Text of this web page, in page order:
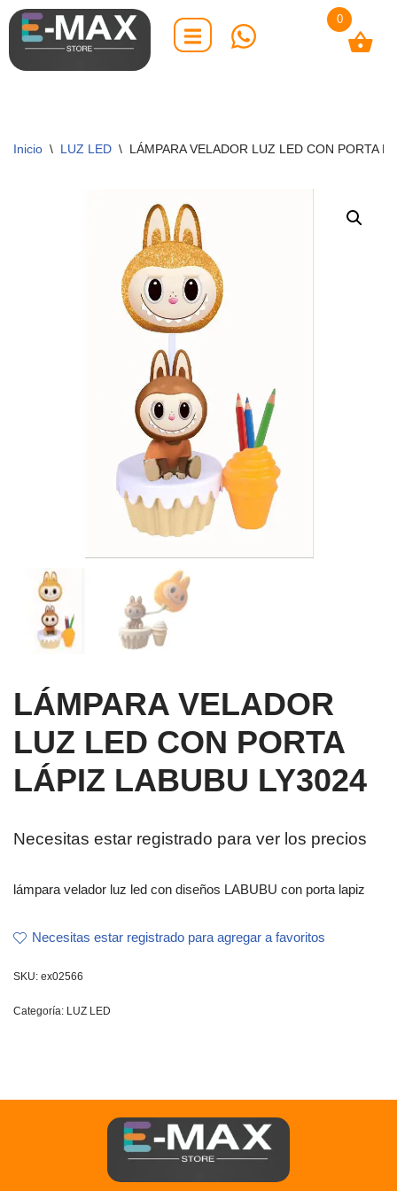
Saltar
al
Inicio \ LUZ LED \ LÁMPARA VELADOR LUZ LED CON PORTA
LÁMPARA VELADOR
LUZ LED CON PORTA
LÁPIZ LABUBU LY3024
Necesitas estar registrado para ver los precios
lámpara velador luz led con diseños LABUBU con porta lapiz
Necesitas estar registrado para agregar a favoritos
SKU: ex02566
Categoría: LUZ LED
0